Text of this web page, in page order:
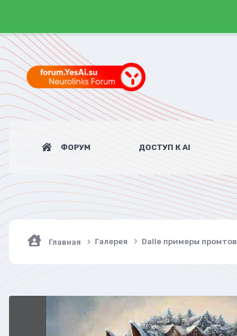
ФОРУМ ДОСТУП К AI
Главная Галерея Dalle примеры промтов